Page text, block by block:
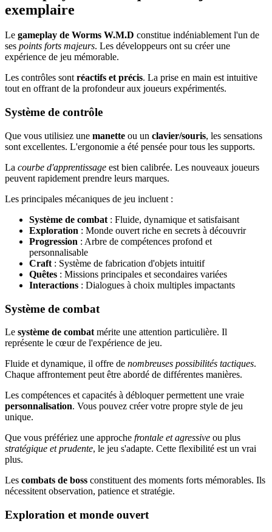
exemplaire
Le gameplay de Worms W.M.D constitue indéniablement l'un de
ses points forts majeurs. Les développeurs ont su créer une
expérience de jeu mémorable.
Les contrôles sontréactifs et précis. La prise en main est intuitive
tout en offrant de la profondeur aux joueurs expérimentés.
Système de contrôle
Que vous utilisiez une manette ou un clavier/souris, les sensations
sont excellentes. L'ergonomie a été pensée pour tous les supports.
La courbe d'apprentissage est bien calibrée. Les nouveaux joueurs
peuvent rapidement prendre leurs marques.
Les principales mécaniques de jeu incluent :
Système de combat : Fluide, dynamique et satisfaisant
Exploration : Monde ouvert riche en secrets à découvrir
Progression : Arbre de compétences profond et
personnalisable
Craft : Système de fabrication d'objets intuitif
Quêtes : Missions principales et secondaires variées
Interactions : Dialogues à choix multiples impactants
Système de combat
Le système de combat mérite une attention particulière. Il
représente le cœur de l'expérience de jeu.
Fluide et dynamique, il offre de nombreuses possibilités tactiques.
Chaque affrontement peut être abordé de différentes manières.
Les compétences et capacités à débloquer permettent une vraie
personnalisation. Vous pouvez créer votre propre style de jeu
unique.
Que vous préfériez une approche frontale et agressive ou plus
stratégique et prudente, le jeu s'adapte. Cette flexibilité est un vrai
plus.
Les combats de boss constituent des moments forts mémorables. Ils
nécessitent observation, patience et stratégie.
Exploration et monde ouvert